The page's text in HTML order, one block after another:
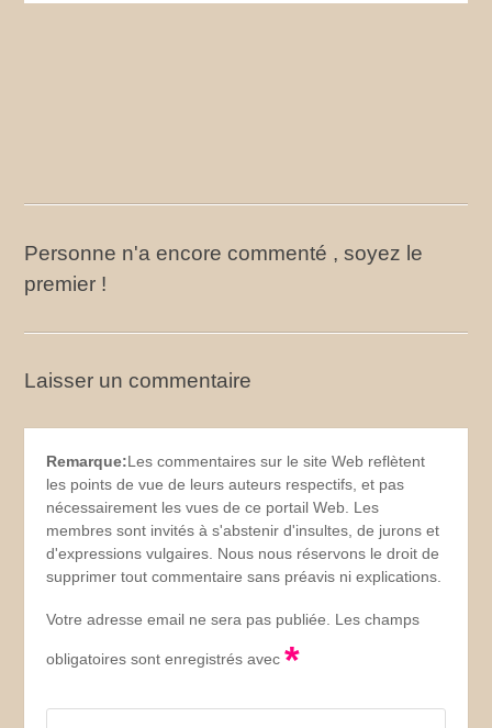
Personne n'a encore commenté , soyez le
premier !
Laisser un commentaire
Remarque:Les commentaires sur le site Web reflètent
les points de vue de leurs auteurs respectifs, et pas
nécessairement les vues de ce portail Web. Les
membres sont invités à s'abstenir d'insultes, de jurons et
d'expressions vulgaires. Nous nous réservons le droit de
supprimer tout commentaire sans préavis ni explications.
Votre adresse email ne sera pas publiée. Les champs
obligatoires sont enregistrés avec*